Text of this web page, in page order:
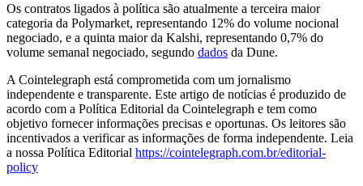
Os contratos ligados à política são atualmente a terceira maior
categoria da Polymarket, representando 12% do volume nocional
negociado, e a quinta maior da Kalshi, representando 0,7% do
volume semanal negociado, segundo dados da Dune.
A Cointelegraph está comprometida com um jornalismo
independente e transparente. Este artigo de notícias é produzido de
acordo com a Política Editorial da Cointelegraph e tem como
objetivo fornecer informações precisas e oportunas. Os leitores são
incentivados a verificar as informações de forma independente. Leia
a nossa Política Editorial https://cointelegraph.com.br/editorial-
policy